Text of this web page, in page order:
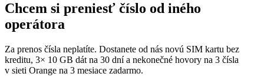
Chcem si preniesť číslo od iného
operátora
Za prenos čísla neplatíte. Dostanete od nás novú SIM kartu bez
kreditu, 3× 10 GB dát na 30 dní a nekonečné hovory na 3 čísla
v sieti Orange na 3 mesiace zadarmo.